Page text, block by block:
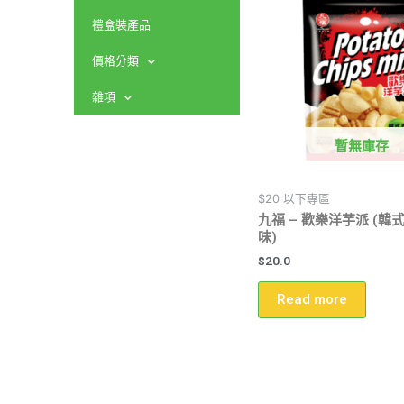
禮盒裝產品
價格分類
雜項
暫無庫存
$20 以下專區
九福 – 歡樂洋芋派 (韓
味)
$20.0
Read more